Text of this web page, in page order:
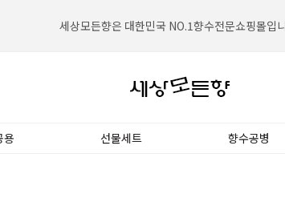
세상모든향은 대한민국 NO.1향수전문쇼핑몰입
용 선물세트 향수공병